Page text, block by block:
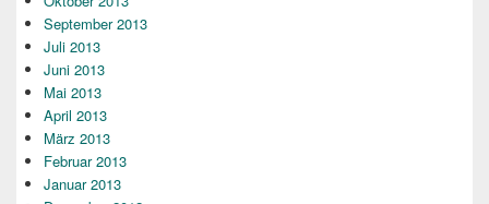
September 2013
Juli 2013
Juni 2013
Mai 2013
April 2013
März 2013
Februar 2013
Januar 2013